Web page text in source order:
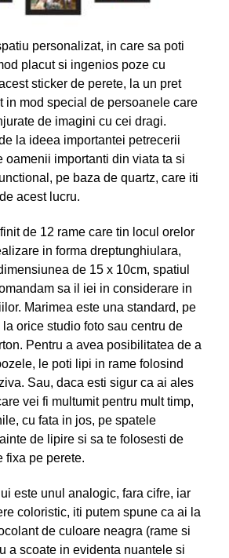
personalizat, in care sa poti
placut si ingenios poze cu
sticker de perete, la un pret
in mod special de persoanele care
de imagini cu cei dragi.
la ideea importantei petrecerii
oamenii importanti din viata ta si
pe baza de quartz, care iti
acest lucru.
de 12 rame care tin locul orelor
in forma dreptunghiulara,
de 15 x 10cm, spatiul
sa il iei in considerare in
Marimea este una standard, pe
orice studio foto sau centru de
Pentru a avea posibilitatea de a
le poti lipi in rame folosind
Sau, daca esti sigur ca ai ales
vei fi multumit pentru mult timp,
cu fata in jos, pe spatele
de lipire si sa te folosesti de
fixa pe perete.
este unul analogic, fara cifre, iar
coloristic, iti putem spune ca ai la
de culoare neagra (rame si
a scoate in evidenta nuantele si